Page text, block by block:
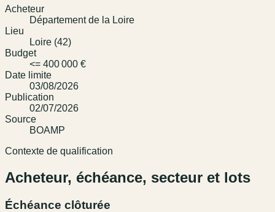
Acheteur
Département de la Loire
Lieu
Loire (42)
Budget
<= 400 000 €
Date limite
03/08/2026
Publication
02/07/2026
Source
BOAMP
Contexte de qualification
Acheteur, échéance, secteur et lots
Échéance clôturée